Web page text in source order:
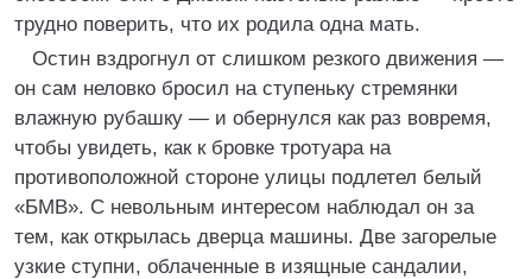
трудно поверить, что их родила одна мать.
Остин вздрогнул от слишком резкого движения —
он сам неловко бросил на ступеньку стремянки
влажную рубашку — и обернулся как раз вовремя,
чтобы увидеть, как к бровке тротуара на
противоположной стороне улицы подлетел белый
«БМВ». С невольным интересом наблюдал он за
тем, как открылась дверца машины. Две загорелые
узкие ступни, облаченные в изящные сандалии,